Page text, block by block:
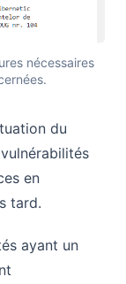
nécessaires
du
en
tard.
ayant un